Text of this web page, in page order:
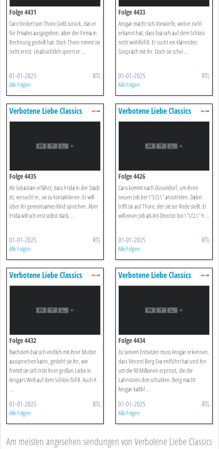
Folge 4431
Caro fordert von Thore Geld zurück, das er
für Privates ausgegeben, aber der Firma in
Rechnung gestellt hat. Doch Thore nimmt sie
nicht ernst. Unabsichtlich sperrt er ...
01-01-2025 RTL
Alle Folgen
Folge 4433
Ansgar macht sich Vorwürfe, weil er nicht
erkannt hat, dass Eva sich auf dem Schloss
nicht wohlfühlt. Er sucht ein klärendes
Gespräch mit ihr. Doch sie schei ...
01-01-2025 RTL
Alle Folgen
Verbotene Liebe Classics
Folge 4435
Als Sebastian erfährt, dass Frida in der Stadt
ist, versucht er, sie zu kontaktieren. Er will
über ihr gemeinsames Kind sprechen. Aber
Frida will sich erst selbst dar& ...
01-01-2025 RTL
Alle Folgen
Verbotene Liebe Classics
Folge 4426
Caro kommt nach Düsseldorf, um ihren
neuen Job bei \"LCL\" anzutreten. Dabei
trifft sie auf Thore, der sie zur Rede stellt. Er
will einen Job als Art-Director bei \"LCL\" h ...
01-01-2025 RTL
Alle Folgen
Verbotene Liebe Classics
Folge 4432
Nachdem Eva sich endlich mit ihrer Mutter
aussprechen kann, gesteht sie ihr, wie
fremd sie sich trotz ihrer großen Liebe in
Ansgars Welt auf dem Schloss fühlt. Auch A
...
01-01-2025 RTL
Alle Folgen
Verbotene Liebe Classics
Folge 4434
Zu seinem Entsetzen muss Ansgar erkennen,
dass Vincent Berg Eva entführt hat und ihn
um die 90 Millionen erpresst, die die
Lahnsteins ihm schulden. Berg macht
Ansgar kaltbl ...
01-01-2025 RTL
Alle Folgen
Am meisten angesehen sendungen von Verbotene Liebe Classics